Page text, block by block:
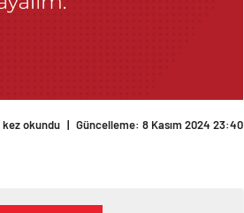
kez okundu | Güncelleme: 8 Kasım 2024 23:40